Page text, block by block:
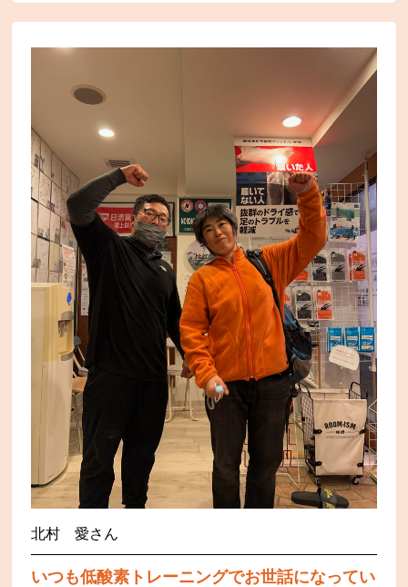
北村 愛さん
いつも低酸素トレーニングでお世話になってい